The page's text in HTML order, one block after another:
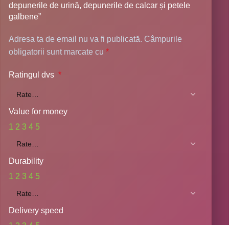
depunerile de urină, depunerile de calcar și petele
galbene”
Adresa ta de email nu va fi publicată. Câmpurile
obligatorii sunt marcate cu*
Ratingul dvs*
Value for money
1 2 3 4 5
Durability
1 2 3 4 5
Delivery speed